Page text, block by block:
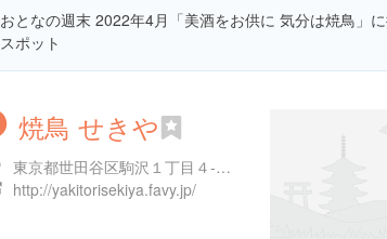
おとなの週末 2022年4月「美酒をお供に 気分は焼鳥」
スポット
焼鳥 せきや
東京都世田谷区駒沢１丁目４-１０ 佐伯ビル 西北 1F
http://yakitorisekiya.favy.jp/